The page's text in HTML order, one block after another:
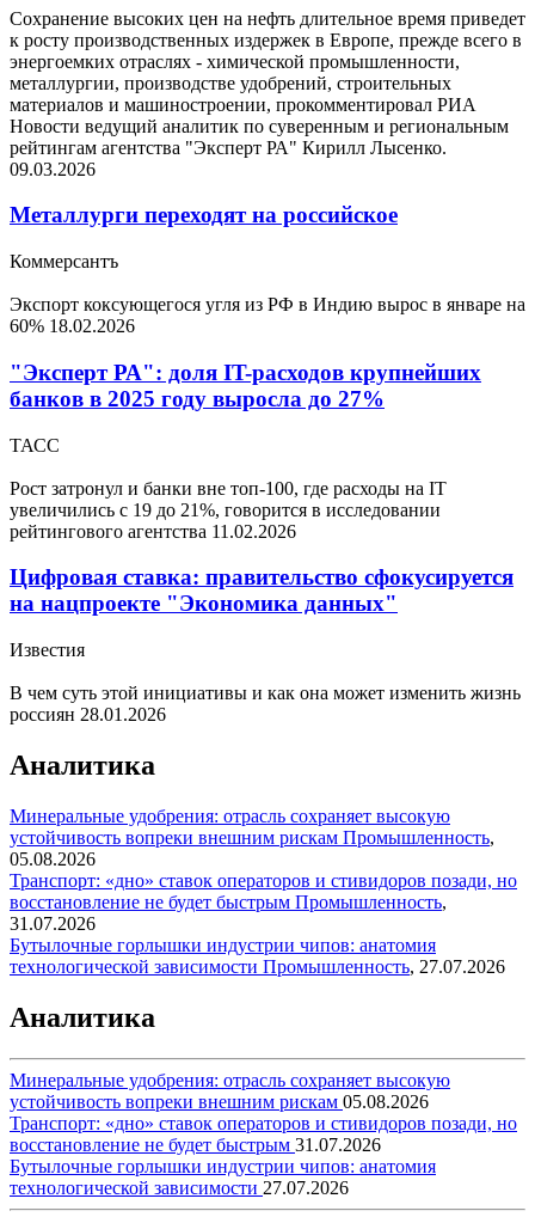
Сохранение высоких цен на нефть длительное время приведет
к росту производственных издержек в Европе, прежде всего в
энергоемких отраслях - химической промышленности,
металлургии, производстве удобрений, строительных
материалов и машиностроении, прокомментировал РИА
Новости ведущий аналитик по суверенным и региональным
рейтингам агентства "Эксперт РА" Кирилл Лысенко.
09.03.2026
Металлурги переходят на российское
Коммерсантъ
Экспорт коксующегося угля из РФ в Индию вырос в январе на
60% 18.02.2026
"Эксперт РА": доля IT-расходов крупнейших
банков в 2025 году выросла до 27%
ТАСС
Рост затронул и банки вне топ-100, где расходы на IT
увеличились с 19 до 21%, говорится в исследовании
рейтингового агентства 11.02.2026
Цифровая ставка: правительство сфокусируется
на нацпроекте "Экономика данных"
Известия
В чем суть этой инициативы и как она может изменить жизнь
россиян 28.01.2026
Аналитика
Минеральные удобрения: отрасль сохраняет высокую
устойчивость вопреки внешним рискам Промышленность,
05.08.2026
Транспорт: «дно» ставок операторов и стивидоров позади, но
восстановление не будет быстрым Промышленность,
31.07.2026
Бутылочные горлышки индустрии чипов: анатомия
технологической зависимости Промышленность, 27.07.2026
Аналитика
Минеральные удобрения: отрасль сохраняет высокую
устойчивость вопреки внешним рискам 05.08.2026
Транспорт: «дно» ставок операторов и стивидоров позади, но
восстановление не будет быстрым 31.07.2026
Бутылочные горлышки индустрии чипов: анатомия
технологической зависимости 27.07.2026